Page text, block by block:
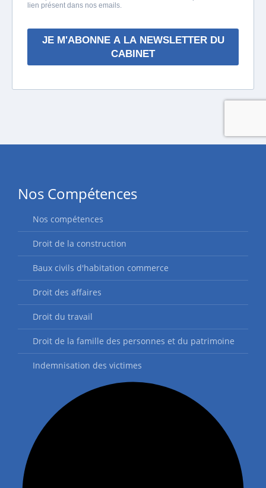
Nos Compétences
Nos compétences
Droit de la construction
Baux civils d'habitation commerce
Droit des affaires
Droit du travail
Droit de la famille des personnes et du patrimoine
Indemnisation des victimes